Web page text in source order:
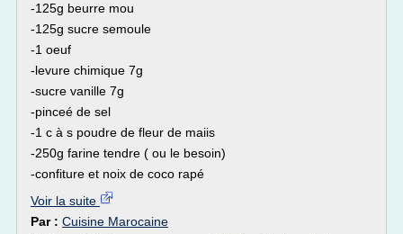
-125g beurre mou
-125g sucre semoule
-1 oeuf
-levure chimique 7g
-sucre vanille 7g
-pinceé de sel
-1 c à s poudre de fleur de maiis
-250g farine tendre ( ou le besoin)
-confiture et noix de coco rapé
Voir la suite
Par : Cuisine Marocaine